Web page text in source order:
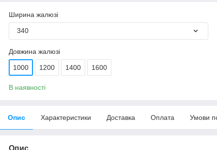
Ширина жалюзі
340
Довжина жалюзі
1000 1200 1400 1600
В наявності
Опис Характеристики Доставка Оплата Умови
Опис